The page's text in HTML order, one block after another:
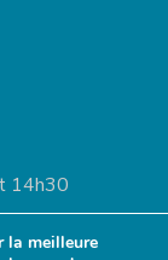
14h30
la meilleure